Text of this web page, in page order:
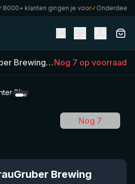
klanten gingen je voor✓Onderdeel van
Brewing(440ml)• 5.3%•
Nog 7 op voorraad
Bliss
Nog 7
Brewing